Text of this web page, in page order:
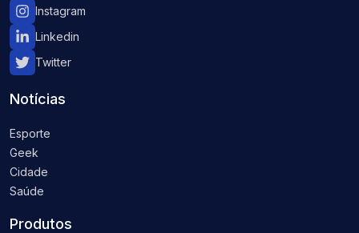
Instagram
Linkedin
Twitter
Notícias
Esporte
Geek
Cidade
Saúde
Produtos